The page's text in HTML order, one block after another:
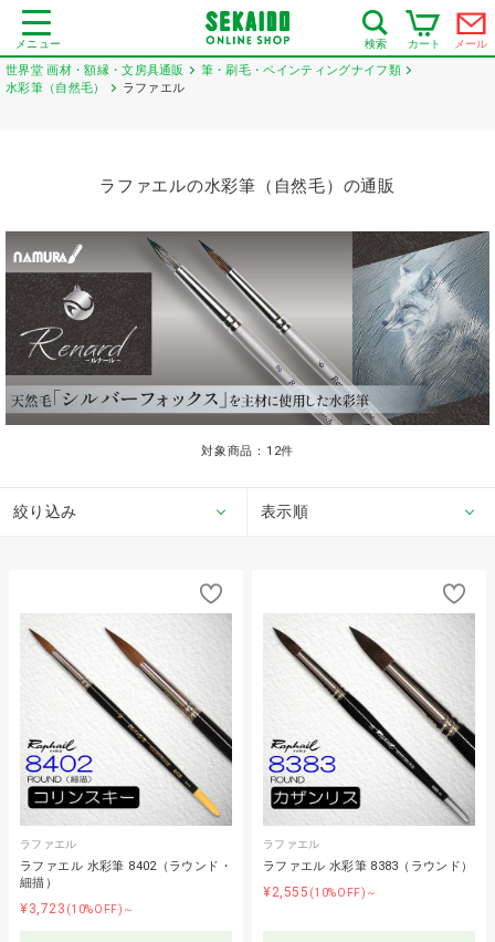
メニュー 検索 カート メール
世界堂 画材・額縁・文房具通販
筆・刷毛・ペインティングナイフ類
水彩筆（自然毛）
ラファエル
ラファエルの水彩筆（自然毛）の通販
対象商品： 12件
絞り込み 表示順
ラファエル
ラファエル 水彩筆 8402（ラウンド・
細描）
¥3,723 (10%OFF)～
ラファエル
ラファエル 水彩筆 8383（ラウンド）
¥2,555 (10%OFF)～